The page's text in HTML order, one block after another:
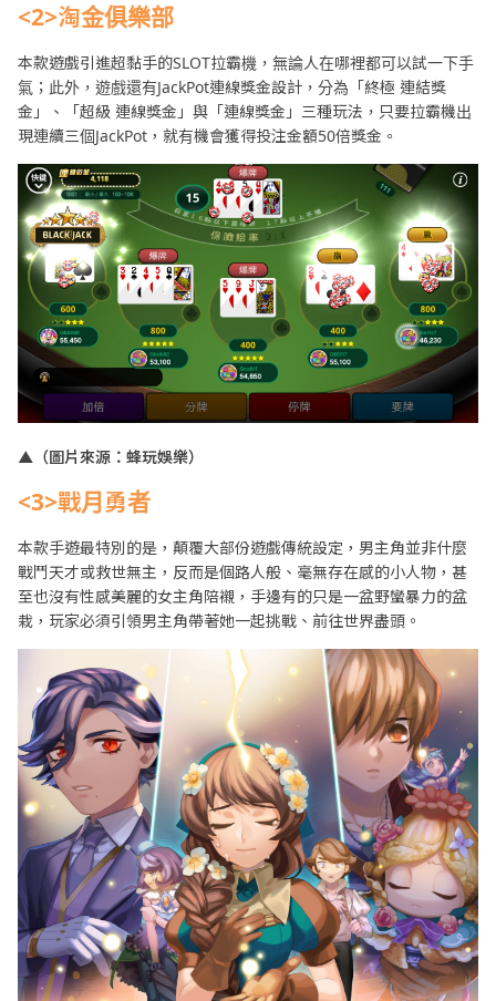
<2>淘金俱樂部
本款遊戲引進超黏手的SLOT拉霸機，無論人在哪裡都可以試一下手
氣；此外，遊戲還有JackPot連線獎金設計，分為「終極 連結獎
金」、「超級 連線獎金」與「連線獎金」三種玩法，只要拉霸機出
現連續三個JackPot，就有機會獲得投注金額50倍獎金。
▲（圖片來源：蜂玩娛樂）
<3>戰月勇者
本款手遊最特別的是，顛覆大部份遊戲傳統設定，男主角並非什麼
戰鬥天才或救世無主，反而是個路人般、毫無存在感的小人物，甚
至也沒有性感美麗的女主角陪襯，手邊有的只是一盆野蠻暴力的盆
栽，玩家必須引領男主角帶著她一起挑戰、前往世界盡頭。